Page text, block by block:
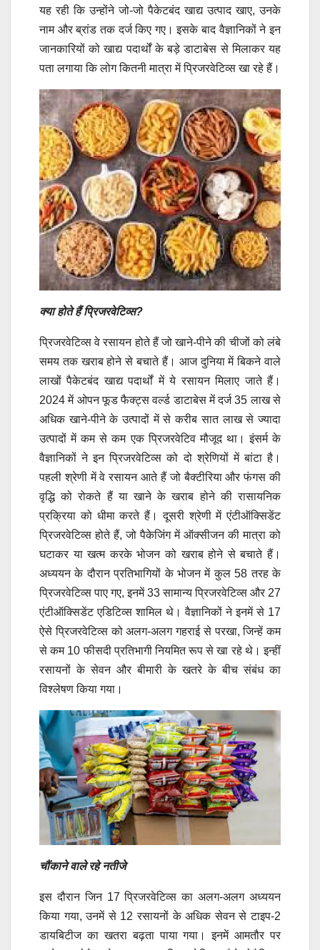
यह रही कि उन्होंने जो-जो पैकेटबंद खाद्य उत्पाद खाए, उनके
नाम और ब्रांड तक दर्ज किए गए। इसके बाद वैज्ञानिकों ने इन
जानकारियों को खाद्य पदार्थों के बड़े डाटाबेस से मिलाकर यह
पता लगाया कि लोग कितनी मात्रा में प्रिजरवेटिव्स खा रहे हैं।
क्या होते हैं प्रिजरवेटिव्स?
प्रिजरवेटिव्स वे रसायन होते हैं जो खाने-पीने की चीजों को लंबे
समय तक खराब होने से बचाते हैं। आज दुनिया में बिकने वाले
लाखों पैकेटबंद खाद्य पदार्थों में ये रसायन मिलाए जाते हैं।
2024 में ओपन फूड फैक्ट्स वर्ल्ड डाटाबेस में दर्ज 35 लाख से
अधिक खाने-पीने के उत्पादों में से करीब सात लाख से ज्यादा
उत्पादों में कम से कम एक प्रिजरवेटिव मौजूद था। इंसर्म के
वैज्ञानिकों ने इन प्रिजरवेटिव्स को दो श्रेणियों में बांटा है।
पहली श्रेणी में वे रसायन आते हैं जो बैक्टीरिया और फंगस की
वृद्धि को रोकते हैं या खाने के खराब होने की रासायनिक
प्रक्रिया को धीमा करते हैं। दूसरी श्रेणी में एंटीऑक्सिडेंट
प्रिजरवेटिव्स होते हैं, जो पैकेजिंग में ऑक्सीजन की मात्रा को
घटाकर या खत्म करके भोजन को खराब होने से बचाते हैं।
अध्ययन के दौरान प्रतिभागियों के भोजन में कुल 58 तरह के
प्रिजरवेटिव्स पाए गए, इनमें 33 सामान्य प्रिजरवेटिव्स और 27
एंटीऑक्सिडेंट एडिटिव्स शामिल थे। वैज्ञानिकों ने इनमें से 17
ऐसे प्रिजरवेटिव्स को अलग-अलग गहराई से परखा, जिन्हें कम
से कम 10 फीसदी प्रतिभागी नियमित रूप से खा रहे थे। इन्हीं
रसायनों के सेवन और बीमारी के खतरे के बीच संबंध का
विश्लेषण किया गया।
चौंकाने वाले रहे नतीजे
इस दौरान जिन 17 प्रिजरवेटिव्स का अलग-अलग अध्ययन
किया गया, उनमें से 12 रसायनों के अधिक सेवन से टाइप-2
डायबिटीज का खतरा बढ़ता पाया गया। इनमें आमतौर पर